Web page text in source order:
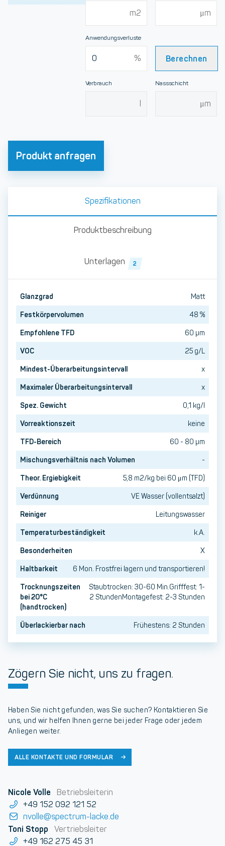
Anwendungsverluste
Berechnen
Verbrauch Nassschicht
Produkt anfragen
Spezifikationen
Produktbeschreibung
Unterlagen 2
Glanzgrad
Matt
Festkörpervolumen
48 %
Empfohlene TFD
60 µm
VOC
25 g/L
Mindest-Überarbeitungsintervall
x
Maximaler Überarbeitungsintervall
x
Spez. Gewicht
0,1 kg/l
Vorreaktionszeit
keine
TFD-Bereich
60 - 80 µm
Mischungsverhältnis nach Volumen
-
Theor. Ergiebigkeit
5,8 m2/kg bei 60 μm (TFD)
Verdünnung
VE Wasser (vollentsalzt)
Reiniger
Leitungswasser
Temperaturbeständigkeit
k.A.
Besonderheiten
X
Haltbarkeit
6 Mon. Frostfrei lagern und transportieren!
Trocknungszeiten
bei 20°C
(handtrocken)
Staubtrocken: 30-60 Min.Grifffest: 1-
2 StundenMontagefest: 2-3 Stunden
Überlackierbar nach Frühestens: 2 Stunden
Zögern Sie nicht, uns zu fragen.
Haben Sie nicht gefunden, was Sie suchen? Kontaktieren Sie
uns, und wir helfen Ihnen gerne bei jeder Frage oder jedem
Anliegen weiter.
ALLE KONTAKTE UND FORMULAR
Nicole Volle
Betriebsleiterin
+49 152 092 121 52
nvolle@spectrum-lacke.de
Toni Stopp
Vertriebsleiter
+49 162 275 45 31